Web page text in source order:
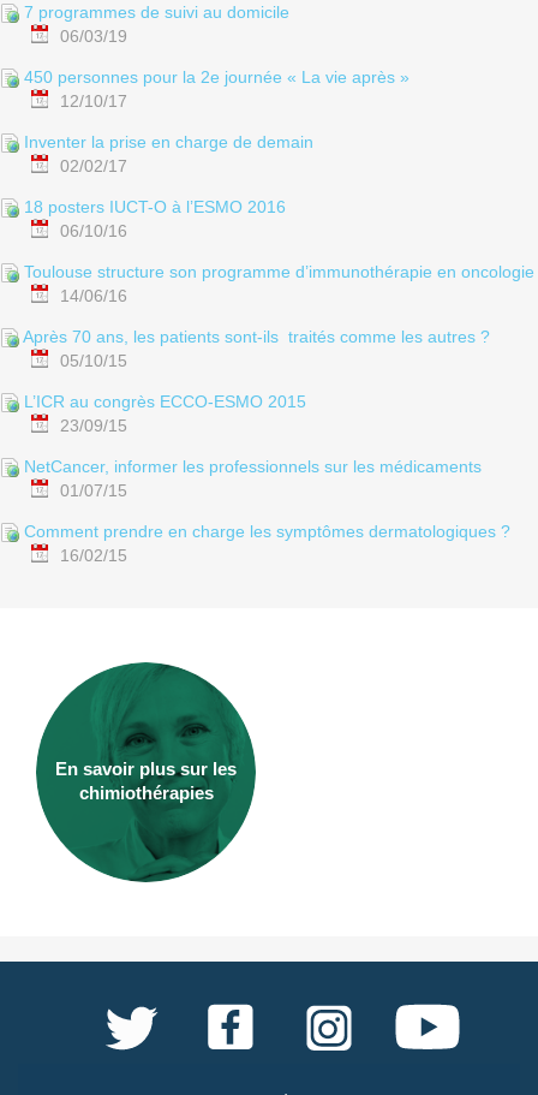
7 programmes de suivi au domicile
06/03/19
450 personnes pour la 2e journée « La vie après »
12/10/17
Inventer la prise en charge de demain
02/02/17
18 posters IUCT-O à l’ESMO 2016
06/10/16
Toulouse structure son programme d’immunothérapie en oncologie
14/06/16
Après 70 ans, les patients sont-ils traités comme les autres ?
05/10/15
L’ICR au congrès ECCO-ESMO 2015
23/09/15
NetCancer, informer les professionnels sur les médicaments
01/07/15
Comment prendre en charge les symptômes dermatologiques ?
16/02/15
En savoir plus sur les
chimiothérapies